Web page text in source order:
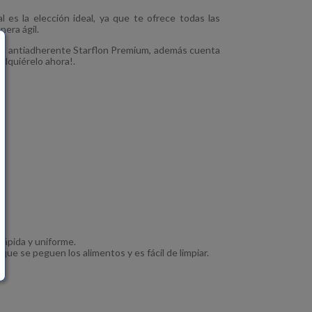
es la elección ideal, ya que te ofrece todas las
ágil.
antiadherente Starflon Premium, además cuenta
ahora!.
y uniforme.
se peguen los alimentos y es fácil de limpiar.